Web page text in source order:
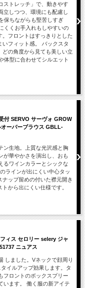
ストレッチ」で、動きやす
立しつつ、環境にも配慮し
保ちながらも堅苦しすぎ
くくお手入れもしやすいの
フロントはすっきりとした
フィット感。 バックスタ
の角度から見ても美しい立
体型に合わせてシルエット
付 SERVO サーヴォ GROW
ーバーブラウス GBLL-
ン生地。上質な光沢感と胸
が華やかさを演出し、おも
るワインカラーとシックな
ラインが出にくい中心タッ
ップ留めの付いた襟元開き
から出にくい仕様です。
ィス セロリー selery ジャ
ニュアス
しました。Vネックで顔周り
イルアップ効果します。タ
フロントのボックスプリー
います。 働く服の新アイテ